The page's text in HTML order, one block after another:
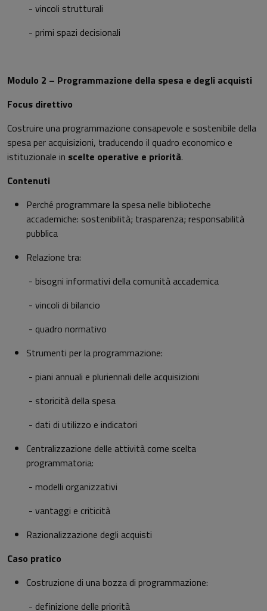
- vincoli strutturali
- primi spazi decisionali
Modulo 2 – Programmazione della spesa e degli acquisti
Focus direttivo
Costruire una programmazione consapevole e sostenibile della
spesa per acquisizioni, traducendo il quadro economico e
istituzionale in scelte operative e priorità.
Contenuti
Perché programmare la spesa nelle biblioteche
accademiche: sostenibilità; trasparenza; responsabilità
pubblica
Relazione tra:
- bisogni informativi della comunità accademica
- vincoli di bilancio
- quadro normativo
Strumenti per la programmazione:
- piani annuali e pluriennali delle acquisizioni
- storicità della spesa
- dati di utilizzo e indicatori
Centralizzazione delle attività come scelta
programmatoria:
- modelli organizzativi
- vantaggi e criticità
Razionalizzazione degli acquisti
Caso pratico
Costruzione di una bozza di programmazione:
- definizione delle priorità